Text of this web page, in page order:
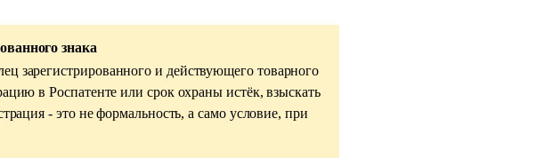
знака
зарегистрированного и действующего товарного
в Роспатенте или срок охраны истёк, взыскать
- это не формальность, а само условие, при